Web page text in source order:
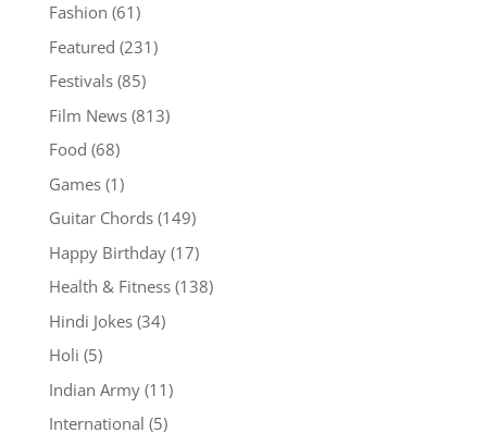
Fashion (61)
Featured (231)
Festivals(85)
Film News(813)
Food (68)
Games(1)
Guitar Chords(149)
Happy Birthday(17)
Health & Fitness(138)
Hindi Jokes(34)
Holi (5)
Indian Army(11)
International (5)